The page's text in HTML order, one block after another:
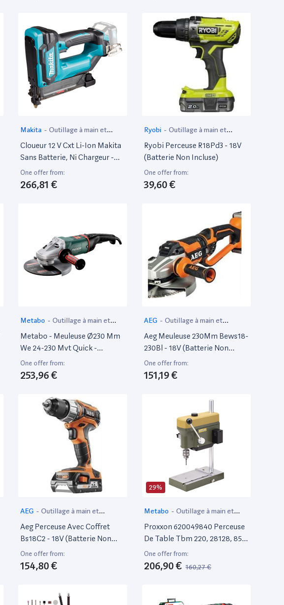
Makita - Outillage à main et
électroportatif
Cloueur 12 V Cxt Li-Ion Makita
Sans Batterie, Ni Chargeur -
Pt354Dz
One offer from:
266,81 €
Ryobi - Outillage à main et
électroportatif
Ryobi Perceuse R18Pd3 - 18V
(Batterie Non Incluse)
One offer from:
39,60 €
Metabo - Outillage à main et
électroportatif
Metabo - Meuleuse Ø230 Mm
We 24-230 Mvt Quick -
606470260
One offer from:
253,96 €
AEG - Outillage à main et
électroportatif
Aeg Meuleuse 230Mm Bews18-
230Bl - 18V (Batterie Non
Incluse)
One offer from:
151,19 €
AEG - Outillage à main et
électroportatif
Aeg Perceuse Avec Coffret
Bs18C2 - 18V (Batterie Non
Incluse)
One offer from:
154,80 €
29%
Metabo - Outillage à main et
électroportatif
Proxxon 620049840 Perceuse
De Table Tbm 220, 28128, 85
W, 230 V, Vert, Jaune, Size
One offer from:
206,90 € 160,27 €